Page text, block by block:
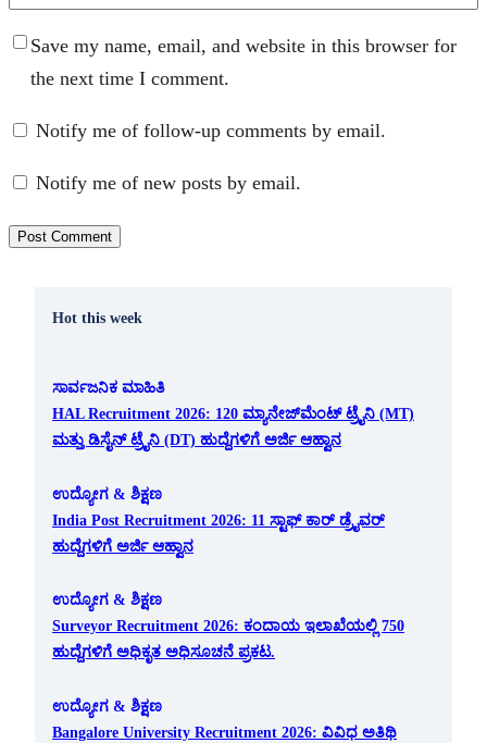
Save my name, email, and website in this browser for
the next time I comment.
Notify me of follow-up comments by email.
Notify me of new posts by email.
Hot this week
ಸಾರ್ವಜನಿಕ ಮಾಹಿತಿ
HAL Recruitment 2026: 120 ಮ್ಯಾನೇಜ್‌ಮೆಂಟ್ ಟ್ರೈನಿ (MT)
ಮತ್ತು ಡಿಸೈನ್ ಟ್ರೈನಿ (DT) ಹುದ್ದೆಗಳಿಗೆ ಅರ್ಜಿ ಆಹ್ವಾನ
ಉದ್ಯೋಗ & ಶಿಕ್ಷಣ
India Post Recruitment 2026: 11 ಸ್ಟಾಫ್ ಕಾರ್ ಡ್ರೈವರ್
ಹುದ್ದೆಗಳಿಗೆ ಅರ್ಜಿ ಆಹ್ವಾನ
ಉದ್ಯೋಗ & ಶಿಕ್ಷಣ
Surveyor Recruitment 2026: ಕಂದಾಯ ಇಲಾಖೆಯಲ್ಲಿ 750
ಹುದ್ದೆಗಳಿಗೆ ಅಧಿಕೃತ ಅಧಿಸೂಚನೆ ಪ್ರಕಟ.
ಉದ್ಯೋಗ & ಶಿಕ್ಷಣ
Bangalore University Recruitment 2026: ವಿವಿಧ ಅತಿಥಿ